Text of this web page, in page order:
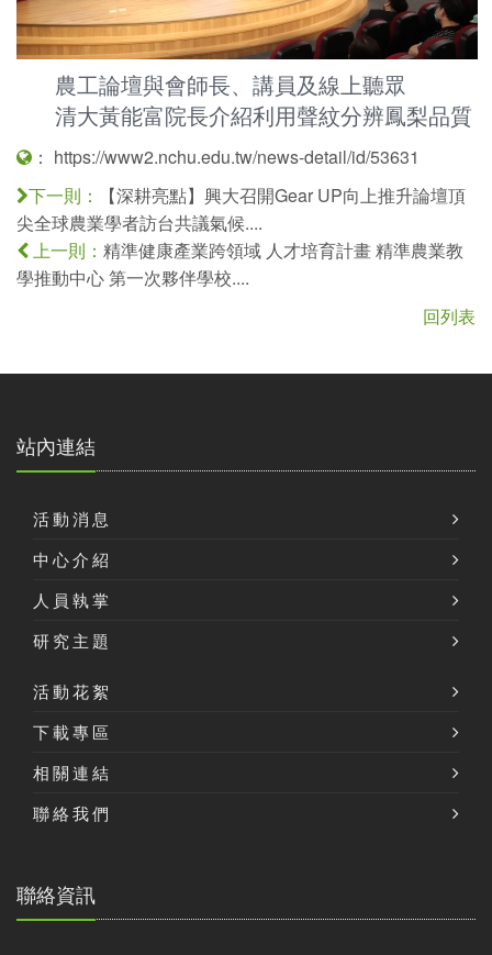
農工論壇與會師長、講員及線上聽眾
清大黃能富院長介紹利用聲紋分辨鳳梨品質
： https://www2.nchu.edu.tw/news-detail/id/53631
下一則：
【深耕亮點】興大召開Gear UP向上推升論壇頂
尖全球農業學者訪台共議氣候....
上一則： 精準健康產業跨領域 人才培育計畫 精準農業教
學推動中心 第一次夥伴學校....
回列表
站內連結
活動消息
中心介紹
人員執掌
研究主題
活動花絮
下載專區
相關連結
聯絡我們
聯絡資訊